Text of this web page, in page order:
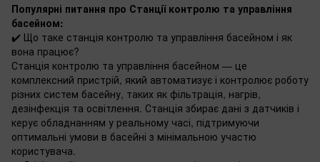
Популярні питання про Станції контролю та управління
басейном:
✔️ Що таке станція контролю та управління басейном і як
вона працює?
Станція контролю та управління басейном — це
комплексний пристрій, який автоматизує і контролює роботу
різних систем басейну, таких як фільтрація, нагрів,
дезінфекція та освітлення. Станція збирає дані з датчиків і
керує обладнанням у реальному часі, підтримуючи
оптимальні умови в басейні з мінімальною участю
користувача.